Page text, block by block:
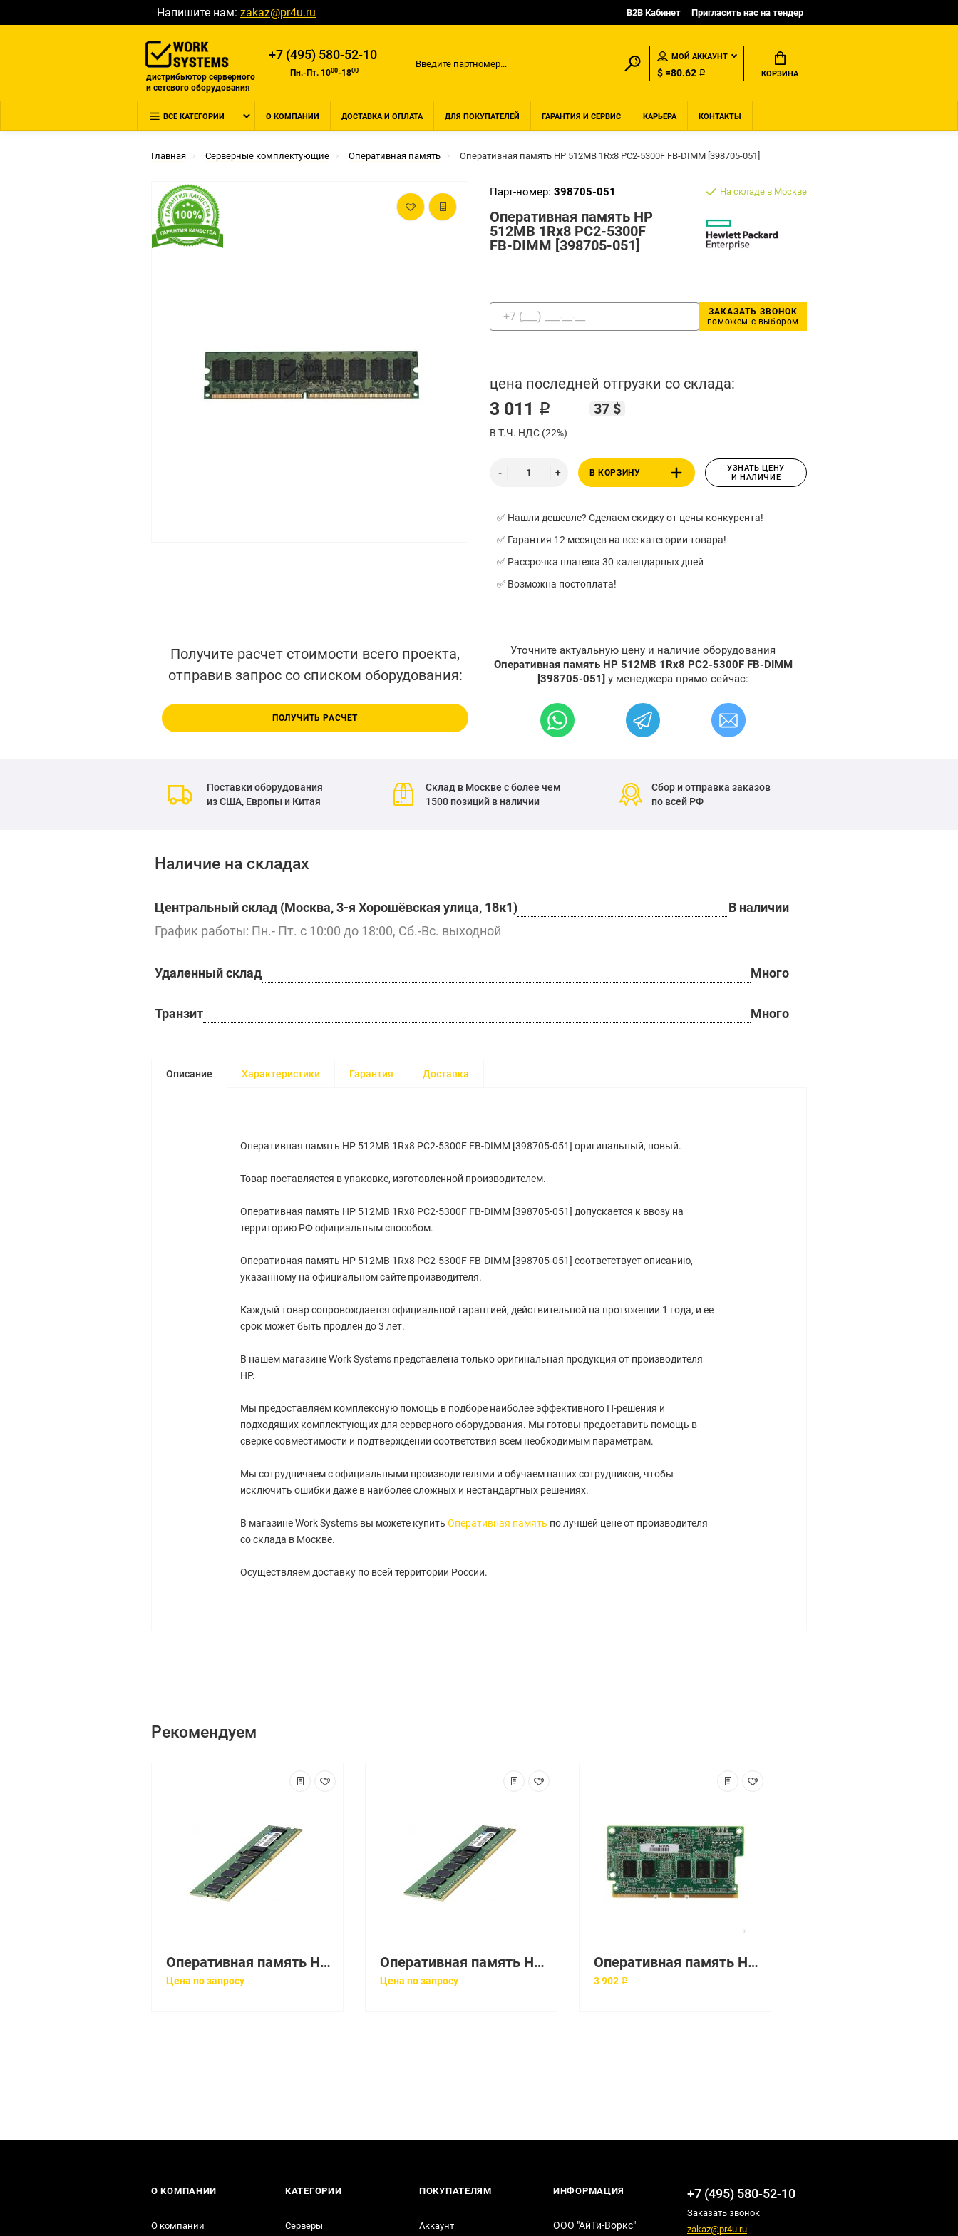
Напишите нам: zakaz@pr4u.ru B2B Кабинет Пригласить нас на тендер
дистрибьютор серверного
и сетевого оборудования
+7 (495) 580-52-10
Пн.-Пт. 1000-1800
МОЙ АККАУНТ
$ =80.62 ₽ КОРЗИНА
ВСЕ КАТЕГОРИИ О КОМПАНИИ ДОСТАВКА И ОПЛАТА ДЛЯ ПОКУПАТЕЛЕЙ ГАРАНТИЯ И СЕРВИС КАРЬЕРА КОНТАКТЫ
Главная Серверные комплектующие Оперативная память Оперативная память HP 512MB 1Rx8 PC2-5300F FB-DIMM [398705-051]
Парт-номер: 398705-051
Оперативная память HP
512MB 1Rx8 PC2-5300F
FB-DIMM [398705-051]
На складе в Москве
ЗАКАЗАТЬ ЗВОНОК
поможем с выбором
цена последней отгрузки со склада:
3 011 ₽ 37 $
В Т.Ч. НДС (22%)
В КОРЗИНУ
УЗНАТЬ ЦЕНУ
И НАЛИЧИЕ
✅ Нашли дешевле? Сделаем скидку от цены конкурента!
✅ Гарантия 12 месяцев на все категории товара!
✅ Рассрочка платежа 30 календарных дней
✅ Возможна постоплата!
Получите расчет стоимости всего проекта,
отправив запрос со списком оборудования:
ПОЛУЧИТЬ РАСЧЕТ
Уточните актуальную цену и наличие оборудования
Оперативная память HP 512MB 1Rx8 PC2-5300F FB-DIMM
[398705-051] у менеджера прямо сейчас:
Поставки оборудования
из США, Европы и Китая
Склад в Москве с более чем
1500 позиций в наличии
Сбор и отправка заказов
по всей РФ
Наличие на складах
Центральный склад (Москва, 3-я Хорошёвская улица, 18к1)
В наличии
График работы: Пн.- Пт. с 10:00 до 18:00, Сб.-Вс. выходной
Удаленный склад Много
Транзит Много
Описание Характеристики Гарантия Доставка
Оперативная память HP 512MB 1Rx8 PC2-5300F FB-DIMM [398705-051] оригинальный, новый.
Товар поставляется в упаковке, изготовленной производителем.
Оперативная память HP 512MB 1Rx8 PC2-5300F FB-DIMM [398705-051] допускается к ввозу на
территорию РФ официальным способом.
Оперативная память HP 512MB 1Rx8 PC2-5300F FB-DIMM [398705-051] cоответствует описанию,
указанному на официальном сайте производителя.
Каждый товар сопровождается официальной гарантией, действительной на протяжении 1 года, и ее
срок может быть продлен до 3 лет.
В нашем магазине Work Systems представлена только оригинальная продукция от производителя
HP.
Мы предоставляем комплексную помощь в подборе наиболее эффективного IT-решения и
подходящих комплектующих для серверного оборудования. Мы готовы предоставить помощь в
сверке совместимости и подтверждении соответствия всем необходимым параметрам.
Мы сотрудничаем с официальными производителями и обучаем наших сотрудников, чтобы
исключить ошибки даже в наиболее сложных и нестандартных решениях.
В магазине Work Systems вы можете купить Оперативная память по лучшей цене от производителя
со склада в Москве.
Осуществляем доставку по всей территории России.
Рекомендуем
Оперативная память HP 4GB PC2-5300 FBD LP (Refurbished) ВОССТАНОВЛЕННАЯ [398708-061-REF]
Цена по запросу
Оперативная память HP 2gb PC2-3200 DDR2 ECC Reg Dual Rank ВОССТАНОВЛЕННАЯ [345114-051-REF]
Цена по запросу
Оперативная память HP 512MB Cache [405835-001]
3 902 ₽
О КОМПАНИИ
О компании
КАТЕГОРИИ
Серверы
ПОКУПАТЕЛЯМ
Аккаунт
ИНФОРМАЦИЯ
ООО "АйТи-Воркс"
+7 (495) 580-52-10
Заказать звонок
zakaz@pr4u.ru